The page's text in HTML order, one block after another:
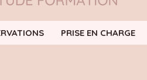
PRISE EN CHARGE